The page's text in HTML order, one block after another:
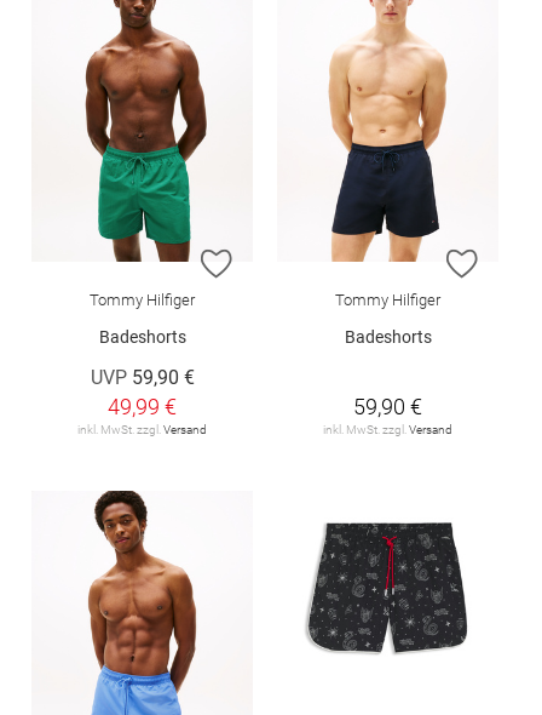
ZUR WUNSCHLISTE HINZUFÜGEN
Tommy Hilfiger
Badeshorts
UVP 59,90 €
49,99 €
inkl. MwSt. zzgl. Versand
ZUR
Tommy Hilfiger
Badeshorts
59,90 €
inkl. MwSt. zzgl. Versand